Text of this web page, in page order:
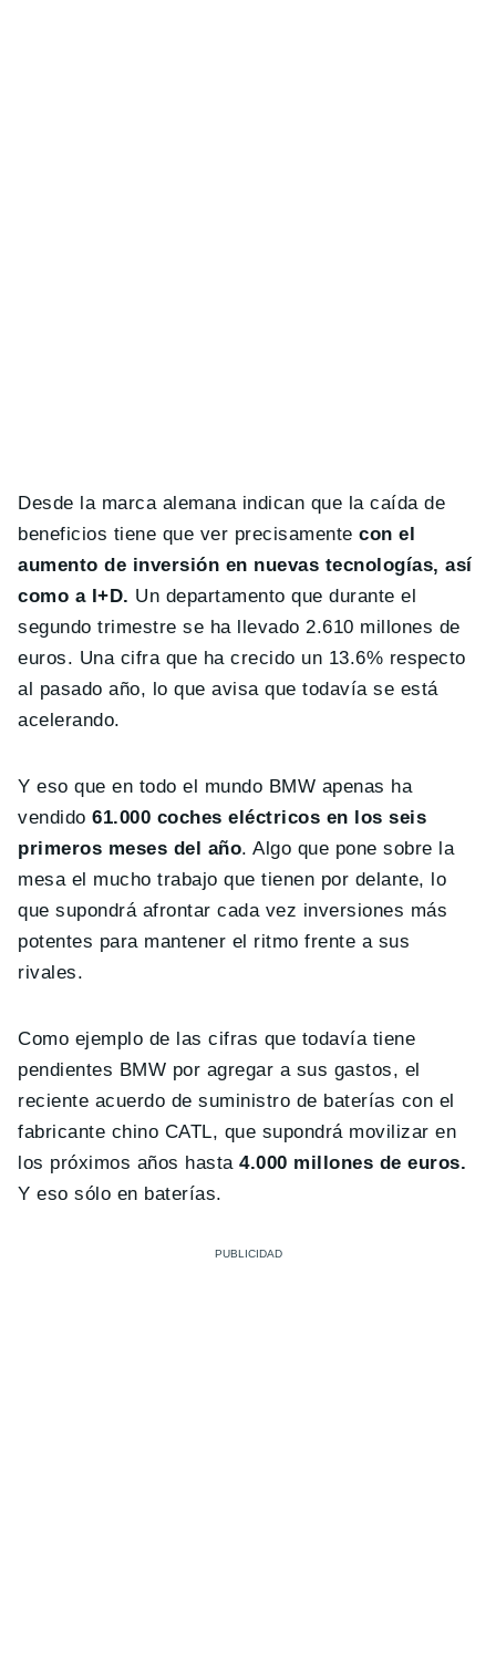
Desde la marca alemana indican que la caída de
beneficios tiene que ver precisamentecon el
aumento de inversión en nuevas tecnologías, así
como a I+D. Un departamento que durante el
segundo trimestre se ha llevado 2.610 millones de
euros. Una cifra que ha crecido un 13.6% respecto
al pasado año, lo que avisa que todavía se está
acelerando.
Y eso que en todo el mundo BMW apenas ha
vendido61.000 coches eléctricos en los seis
primeros meses del año. Algo que pone sobre la
mesa el mucho trabajo que tienen por delante, lo
que supondrá afrontar cada vez inversiones más
potentes para mantener el ritmo frente a sus
rivales.
Como ejemplo de las cifras que todavía tiene
pendientes BMW por agregar a sus gastos, el
reciente acuerdo de suministro de baterías con el
fabricante chino CATL, que supondrá movilizar en
los próximos años hasta4.000 millones de euros.
Y eso sólo en baterías.